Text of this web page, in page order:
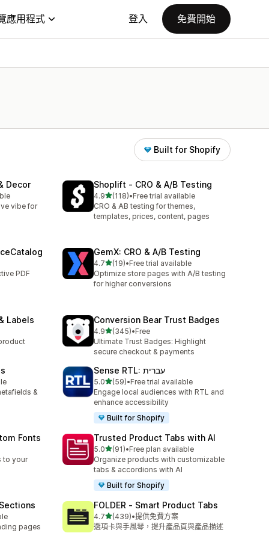
應用程式 登入 免費開始
Built for Shopify
Decor
vibe for
Shoplift ‑ CRO & A/B Testing
4.9滿分 5 顆星
(118)
共有 118 則評價
•Free trial available
CRO & AB testing for themes,
templates, prices, content, pages
PDF
GemX: CRO & A/B Testing
4.7滿分 5 顆星
(19)
共有 19 則評價
•Free trial available
Optimize store pages with A/B testing
for higher conversions
Labels Conversion Bear Trust Badges
4.9滿分 5 顆星
(345)
共有 345 則評價
•Free
Ultimate Trust Badges: Highlight
secure checkout & payments
&
Sense RTL: עברית
5.0滿分 5 顆星
(59)
共有 59 則評價
•Free trial available
Engage local audiences with RTL and
enhance accessibility
Built for Shopify
Fonts
to your
Trusted Product Tabs with AI
5.0滿分 5 顆星
(91)
共有 91 則評價
•Free plan available
Organize products with customizable
tabs & accordions with AI
Built for Shopify
pages
FOLDER ‑ Smart Product Tabs
4.7滿分 5 顆星
(439)
共有 439 則評價
•提供免費方案
選項卡與手風琴，提升產品頁與產品描述